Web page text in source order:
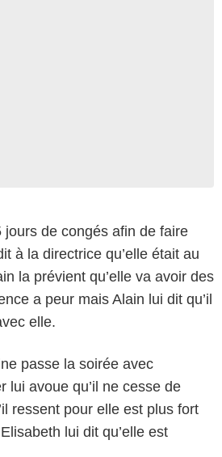
jours de congés afin de faire
à la directrice qu’elle était au
la prévient qu’elle va avoir des
a peur mais Alain lui dit qu’il
elle.
passe la soirée avec
lui avoue qu’il ne cesse de
ressent pour elle est plus fort
lui dit qu’elle est